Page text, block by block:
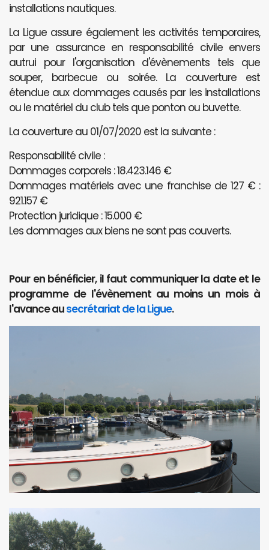
installations nautiques.
La Ligue assure également les activités temporaires,
par une assurance en responsabilité civile envers
autrui pour l'organisation d'évènements tels que
souper, barbecue ou soirée. La couverture est
étendue aux dommages causés par les installations
ou le matériel du club tels que ponton ou buvette.
La couverture au 01/07/2020 est la suivante :
Responsabilité civile :
Dommages corporels : 18.423.146 €
Dommages matériels avec une franchise de 127 € :
921.157 €
Protection juridique : 15.000 €
Les dommages aux biens ne sont pas couverts.
Pour en bénéficier, il faut communiquer la date et le
programme de l'évènement au moins un mois à
l'avance ausecrétariat de la Ligue.